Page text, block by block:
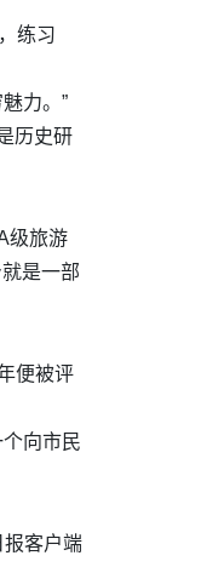
练习
力。”
历史研
级旅游
是一部
便被评
向市民
报客户端